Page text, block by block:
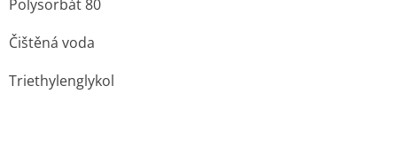
Polysorbát 80
Čištěná voda
Triethylenglykol